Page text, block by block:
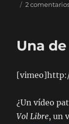
2
Una
¿Un vídeo
Vol Libre, un